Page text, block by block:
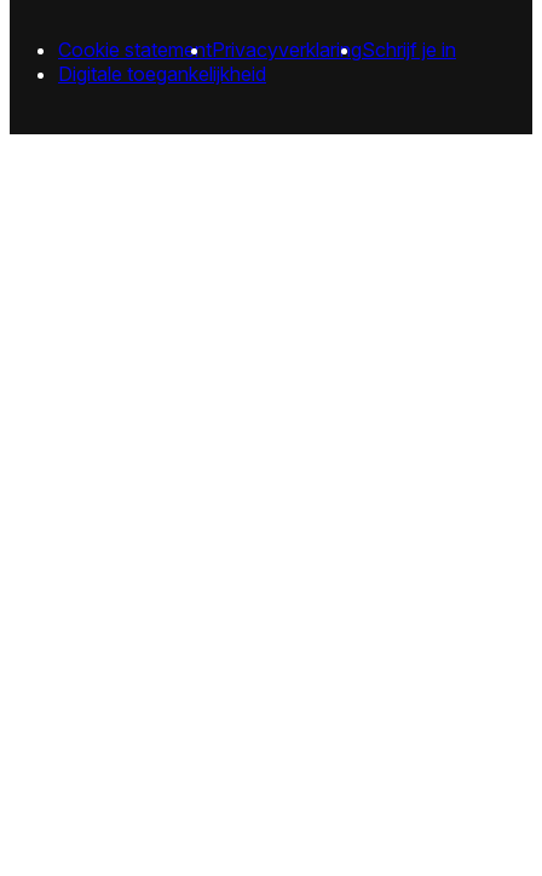
Cookie statementPrivacyverklaringSchrijf je in
Digitale toegankelijkheid